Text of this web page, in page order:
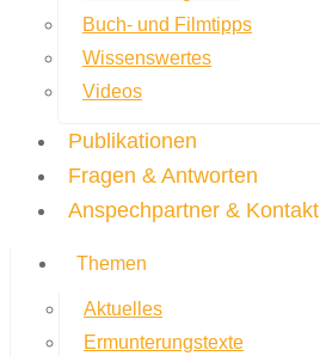
Buch- und Filmtipps
Wissenswertes
Videos
Publikationen
Fragen & Antworten
Anspechpartner & Kontakt
Themen
Aktuelles
Ermunterungstexte